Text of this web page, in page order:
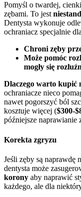
Pomyśl o twardej,
zębami. To jest
Dentysta wykonuje
ochraniacz specjalnie
Chroni zęby
Może pomóc
mogły się
Dlaczego warto kupić
ochraniacze nieco
nawet pogorszyć ból
kosztuje więcej ($300-
późniejsze naprawianie
Korekta zgryzu
Jeśli zęby są naprawdę
dentysta może
korony aby naprawić
każdego, ale dla